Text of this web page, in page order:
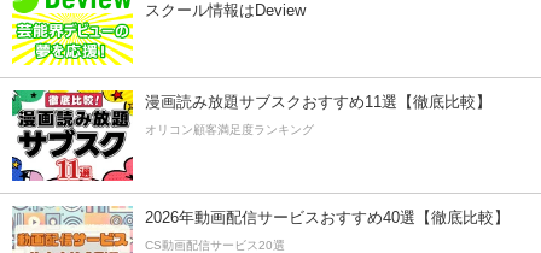
スクール情報はDeview
漫画読み放題サブスクおすすめ11選【徹底比較】
オリコン顧客満足度ランキング
2026年動画配信サービスおすすめ40選【徹底比較】
CS動画配信サービス20選